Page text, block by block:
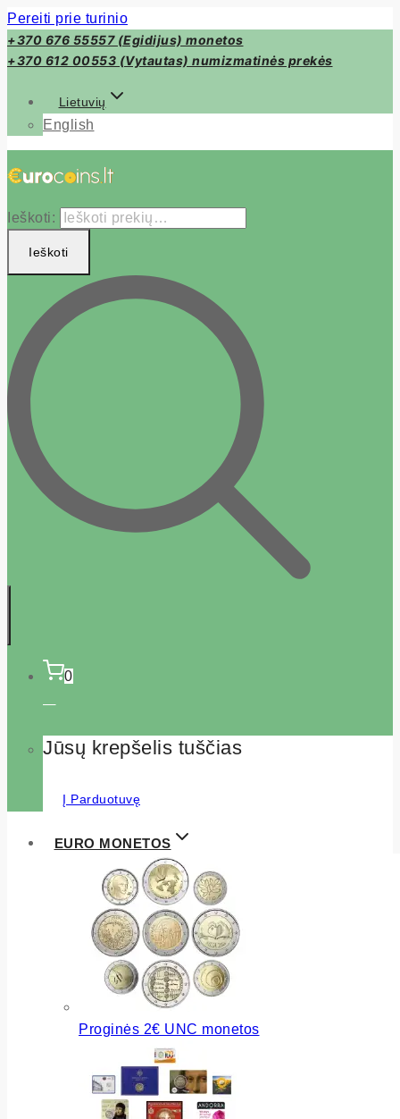
Pereiti prie turinio
+370 676 55557 (Egidijus) monetos
+370 612 00553 (Vytautas) numizmatinės prekės
Lietuvių
English
Ieškoti:
Ieškoti
0
Jūsų krepšelis tuščias
Į Parduotuvę
EURO MONETOS
Proginės 2€ UNC monetos